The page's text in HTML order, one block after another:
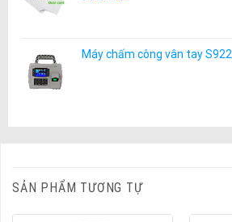
Máy chấm công vân tay S922
SẢN PHẨM TƯƠNG TỰ